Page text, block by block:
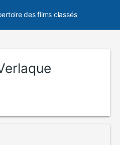
des films classés